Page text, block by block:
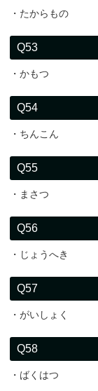
・たからもの
Q53
・かもつ
Q54
・ちんこん
Q55
・まさつ
Q56
・じょうへき
Q57
・がいしょく
Q58
・ばくはつ